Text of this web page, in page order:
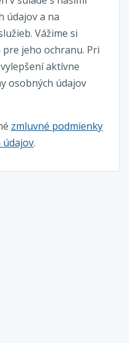
údajov a na
Vážime si
jeho ochranu. Pri
aktívne
osobných údajov
zmluvné podmienky
údajov.